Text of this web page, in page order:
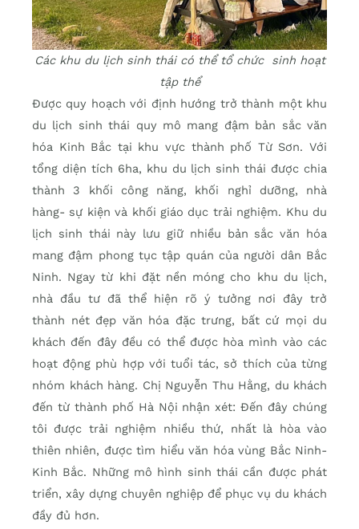
Các khu du lịch sinh thái có thể tổ chức sinh hoạt
tập thể
Được quy hoạch với định hướng trở thành một khu
du lịch sinh thái quy mô mang đậm bản sắc văn
hóa Kinh Bắc tại khu vực thành phố Từ Sơn. Với
tổng diện tích 6ha, khu du lịch sinh thái được chia
thành 3 khối công năng, khối nghỉ dưỡng, nhà
hàng- sự kiện và khối giáo dục trải nghiệm. Khu du
lịch sinh thái này lưu giữ nhiều bản sắc văn hóa
mang đậm phong tục tập quán của người dân Bắc
Ninh. Ngay từ khi đặt nền móng cho khu du lịch,
nhà đầu tư đã thể hiện rõ ý tưởng nơi đây trở
thành nét đẹp văn hóa đặc trưng, bất cứ mọi du
khách đến đây đều có thể được hòa mình vào các
hoạt động phù hợp với tuổi tác, sở thích của từng
nhóm khách hàng. Chị Nguyễn Thu Hằng, du khách
đến từ thành phố Hà Nội nhận xét: Đến đây chúng
tôi được trải nghiệm nhiều thứ, nhất là hòa vào
thiên nhiên, được tìm hiểu văn hóa vùng Bắc Ninh-
Kinh Bắc. Những mô hình sinh thái cần được phát
triển, xây dựng chuyên nghiệp để phục vụ du khách
đầy đủ hơn.